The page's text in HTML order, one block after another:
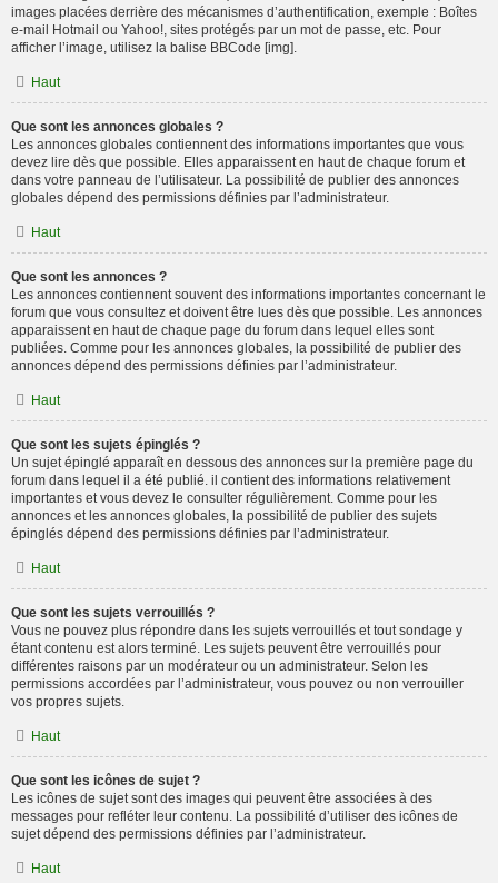
images placées derrière des mécanismes d’authentification, exemple : Boîtes
e-mail Hotmail ou Yahoo!, sites protégés par un mot de passe, etc. Pour
afficher l’image, utilisez la balise BBCode [img].
Haut
Que sont les annonces globales ?
Les annonces globales contiennent des informations importantes que vous
devez lire dès que possible. Elles apparaissent en haut de chaque forum et
dans votre panneau de l’utilisateur. La possibilité de publier des annonces
globales dépend des permissions définies par l’administrateur.
Haut
Que sont les annonces ?
Les annonces contiennent souvent des informations importantes concernant le
forum que vous consultez et doivent être lues dès que possible. Les annonces
apparaissent en haut de chaque page du forum dans lequel elles sont
publiées. Comme pour les annonces globales, la possibilité de publier des
annonces dépend des permissions définies par l’administrateur.
Haut
Que sont les sujets épinglés ?
Un sujet épinglé apparaît en dessous des annonces sur la première page du
forum dans lequel il a été publié. il contient des informations relativement
importantes et vous devez le consulter régulièrement. Comme pour les
annonces et les annonces globales, la possibilité de publier des sujets
épinglés dépend des permissions définies par l’administrateur.
Haut
Que sont les sujets verrouillés ?
Vous ne pouvez plus répondre dans les sujets verrouillés et tout sondage y
étant contenu est alors terminé. Les sujets peuvent être verrouillés pour
différentes raisons par un modérateur ou un administrateur. Selon les
permissions accordées par l’administrateur, vous pouvez ou non verrouiller
vos propres sujets.
Haut
Que sont les icônes de sujet ?
Les icônes de sujet sont des images qui peuvent être associées à des
messages pour refléter leur contenu. La possibilité d’utiliser des icônes de
sujet dépend des permissions définies par l’administrateur.
Haut